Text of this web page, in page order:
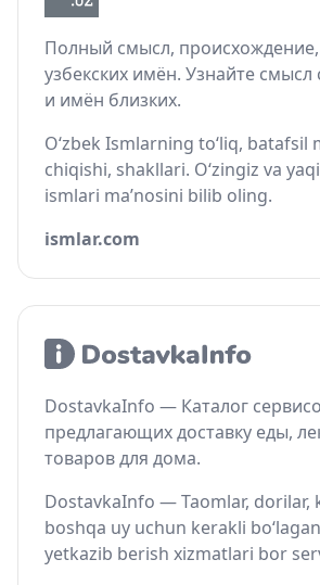
Полный смысл,
узбекских имён. Узнайте смысл
и имён близких.
O‘zbek Ismlarning to‘liq, batafsil
chiqishi, shakllari. O‘zingiz va
ismlari ma’nosini bilib oling.
ismlar.com
DostavkaInfo — Каталог
предлагающих доставку еды,
товаров для дома.
DostavkaInfo — Taomlar, dorilar,
boshqa uy uchun kerakli
yetkazib berish xizmatlari bor